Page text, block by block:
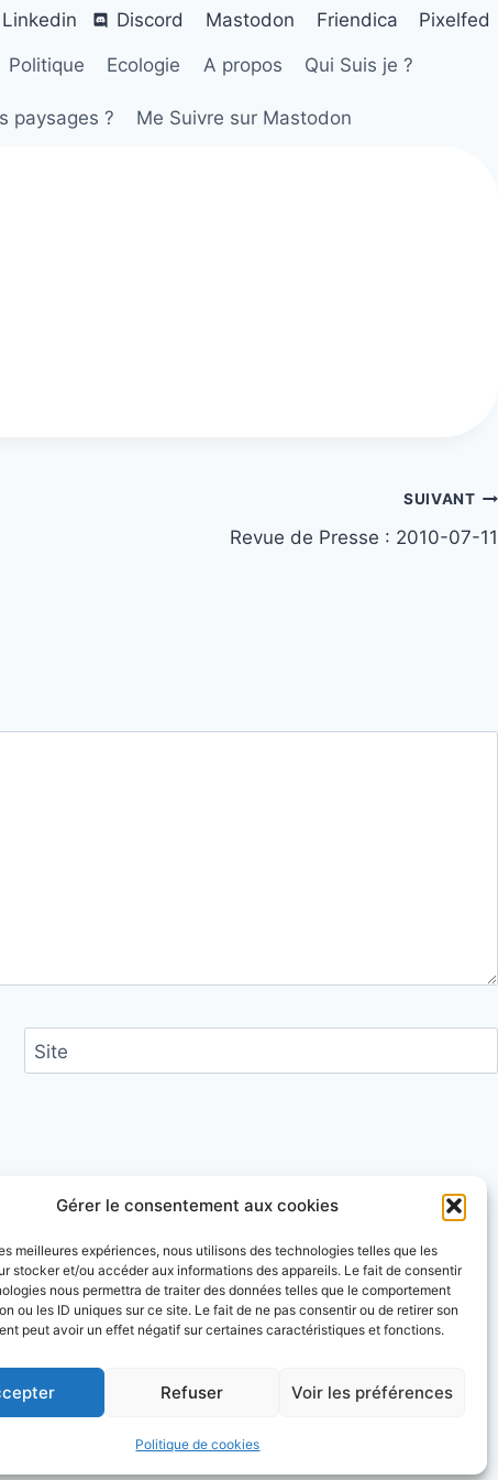
Gérer le consentement aux cookies
meilleures expériences, nous utilisons des technologies telles que les
stocker et/ou accéder aux informations des appareils. Le fait de consentir
nous permettra de traiter des données telles que le comportement
ou les ID uniques sur ce site. Le fait de ne pas consentir ou de retirer son
peut avoir un effet négatif sur certaines caractéristiques et fonctions.
Refuser Voir les préférences
Politique de cookies
Linkedin Discord Mastodon Friendica Pixelfed
Politique Ecologie A propos Qui Suis je ?
paysages ? Me Suivre sur Mastodon
SUIVANT
Revue de Presse : 2010-07-11
Site
sont traitées
WP